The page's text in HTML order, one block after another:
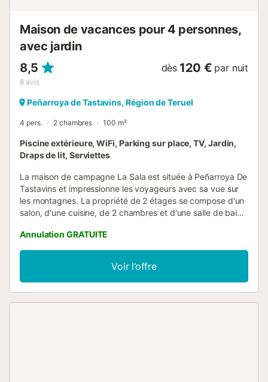
Maison de vacances pour 4 personnes,
avec jardin
8,5
8 avis
dès 120 € par nuit
Peñarroya de Tastavins, Région de Teruel
4 pers. 2 chambres 100 m²
Piscine extérieure, WiFi, Parking sur place, TV, Jardin,
Draps de lit, Serviettes
La maison de campagne La Sala est située à Peñarroya De
Tastavins et impressionne les voyageurs avec sa vue sur
les montagnes. La propriété de 2 étages se compose d'un
salon, d'une cuisine, de 2 chambres et d'une salle de bain
supplémentaires comprennent le Wi-Fi ainsi qu'une
télévision. Un lit bébé est également disponible. Cette
location de vacances comprend un jardin et une terrasse
plein air. De plus, les hôtes ont accès à une piscine
partagée. Une place de parking est disponible sur la
Annulation GRATUITE
Voir l’offre